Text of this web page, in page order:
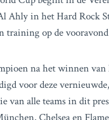
Ahly in het Hard Rock
training op de
na het winnen
voor deze
van alle teams in dit